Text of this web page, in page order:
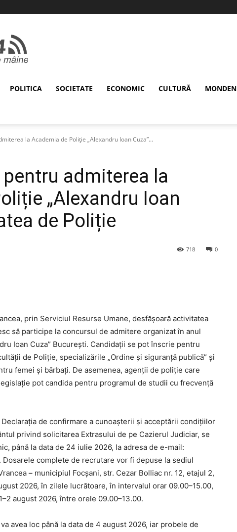
POLITICA SOCIETATE ECONOMIC CULTURĂ MONDEN
la Academia de Poliție „Alexandru Ioan Cuza”...
admiterea la
„Alexandru Ioan
de Poliție
0
718
prin Serviciul Resurse Umane, desfășoară activitatea
să participe la concursul de admitere organizat în anul
Ioan Cuza” București. Candidații se pot înscrie pentru
de Poliție, specializările „Ordine și siguranță publică” și
femei și bărbați. De asemenea, agenții de poliție care
pot candida pentru programul de studii cu frecvență
de confirmare a cunoașterii și acceptării condițiilor
privind solicitarea Extrasului de pe Cazierul Judiciar, se
până la data de 24 iulie 2026, la adresa de e-mail:
complete de recrutare vor fi depuse la sediul
– municipiul Focșani, str. Cezar Bolliac nr. 12, etajul 2,
2026, în zilele lucrătoare, în intervalul orar 09.00–15.00,
august 2026, între orele 09.00–13.00.
avea loc până la data de 4 august 2026, iar probele de